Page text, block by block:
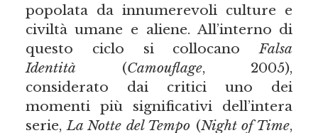
popolata da innumerevoli culture e
civiltà umane e aliene. All’interno di
questo ciclo si collocano Falsa
Identità (Camouflage, 2005),
considerato dai critici uno dei
momenti più significativi dell’intera
serie, La Notte del Tempo (Night of Time,